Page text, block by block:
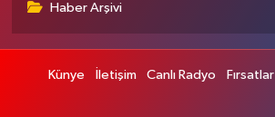
Haber Arşivi
Künye İletişim Canlı Radyo Fırsatlar